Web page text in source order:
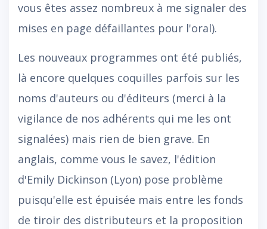
vous êtes assez nombreux à me signaler des
mises en page défaillantes pour l'oral).
Les nouveaux programmes ont été publiés,
là encore quelques coquilles parfois sur les
noms d'auteurs ou d'éditeurs (merci à la
vigilance de nos adhérents qui me les ont
signalées) mais rien de bien grave. En
anglais, comme vous le savez, l'édition
d'Emily Dickinson (Lyon) pose problème
puisqu'elle est épuisée mais entre les fonds
de tiroir des distributeurs et la proposition